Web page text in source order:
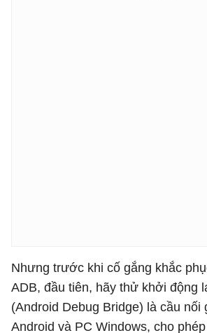
Nhưng trước khi cố gắng khắc
ADB, đầu tiên, hãy thử khởi động
(Android Debug Bridge) là cầu nối
Android và PC Windows, cho